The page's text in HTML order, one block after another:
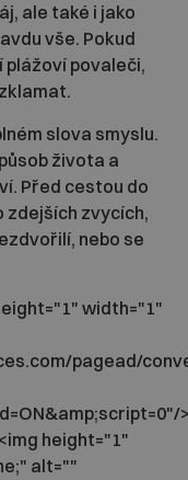
ale také i jako
vše. Pokud
povaleči,
slova smyslu.
života a
Před cestou do
zdejších zvycích,
nebo se
width="1"
pagead/
height="1"
alt=""